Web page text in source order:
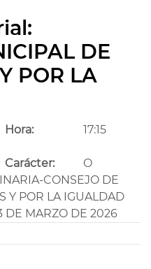
DE
POR LA
Hora: 17:15
Carácter:
O
CONSEJO DE
Y POR LA IGUALDAD
DE MARZO DE 2026